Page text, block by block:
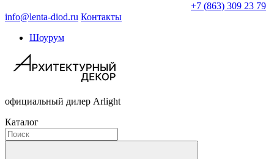
+7 (863) 309 23 79
info@lenta-diod.ru Контакты
Шоурум
официальный дилер Arlight
Каталог